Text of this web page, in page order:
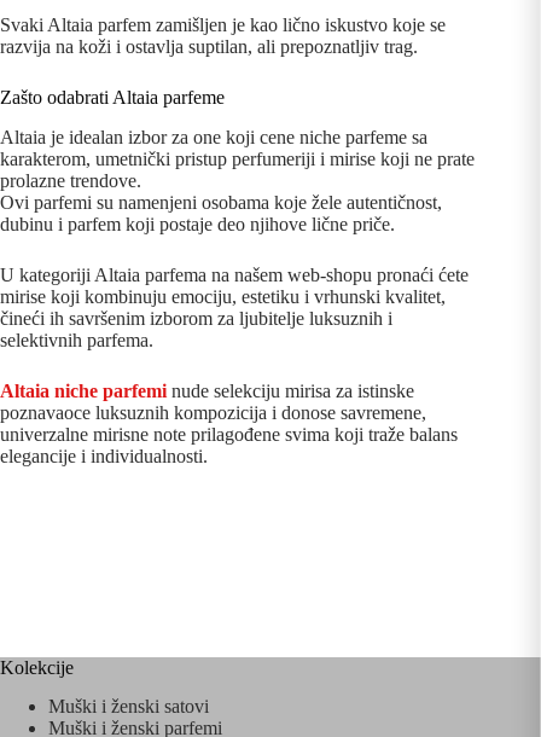
Svaki Altaia parfem zamišljen je kao lično iskustvo koje se
razvija na koži i ostavlja suptilan, ali prepoznatljiv trag.
Zašto odabrati Altaia parfeme
Altaia je idealan izbor za one koji cene niche parfeme sa
karakterom, umetnički pristup perfumeriji i mirise koji ne prate
prolazne trendove.
Ovi parfemi su namenjeni osobama koje žele autentičnost,
dubinu i parfem koji postaje deo njihove lične priče.
U kategoriji Altaia parfema na našem web-shopu pronaći ćete
mirise koji kombinuju emociju, estetiku i vrhunski kvalitet,
čineći ih savršenim izborom za ljubitelje luksuznih i
selektivnih parfema.
Altaia niche parfemi nude selekciju mirisa za istinske
poznavaoce luksuznih kompozicija i donose savremene,
univerzalne mirisne note prilagođene svima koji traže balans
elegancije i individualnosti.
Kolekcije
Muški i ženski satovi
Muški i ženski parfemi